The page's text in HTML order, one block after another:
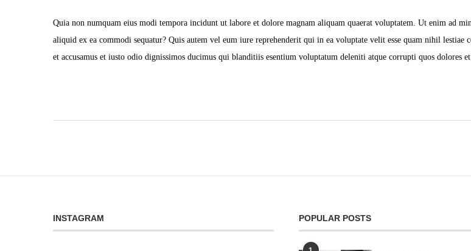
Quia non numquam eius modi tempora incidunt ut labore et dolore magnam aliquam quaerat voluptatem. Ut enim ad
aliquid ex ea commodi sequatur? Quis autem vel eum iure reprehenderit qui in ea voluptate velit esse quam nihil
et accusamus et iusto odio dignissimos ducimus qui blanditiis esentium voluptatum deleniti atque corrupti quos dolores
INSTAGRAM POPULAR POSTS